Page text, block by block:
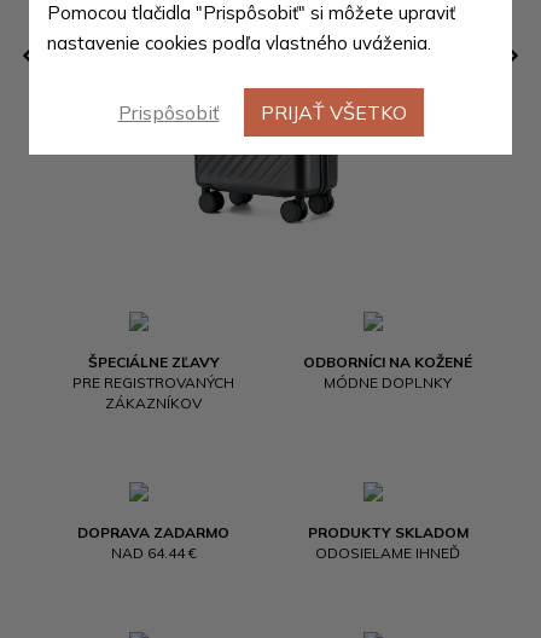
ŠPECIÁLNE ZĽAVY
PRE REGISTROVANÝCH
ZÁKAZNÍKOV
ODBORNÍCI NA KOŽENÉ
MÓDNE DOPLNKY
DOPRAVA ZADARMO
NAD 64.44 €
PRODUKTY SKLADOM
ODOSIELAME IHNEĎ
Pomocou tlačidla "Prispôsobiť" si môžete upraviť
nastavenie cookies podľa vlastného uváženia.
Prispôsobiť PRIJAŤ VŠETKO